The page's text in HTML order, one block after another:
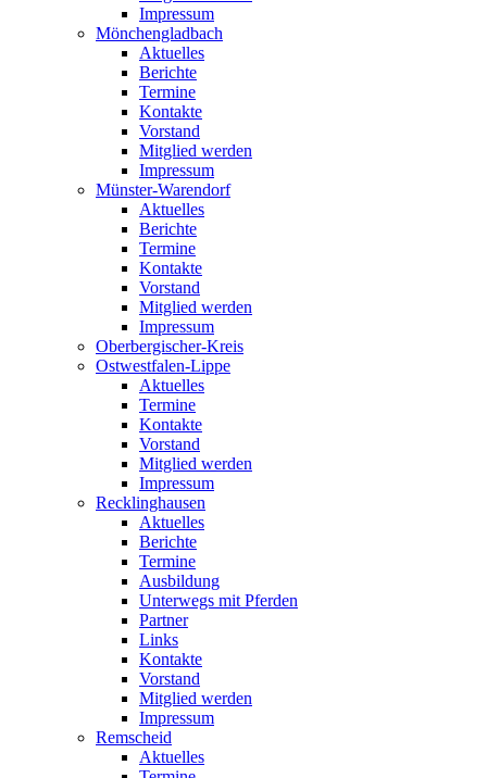
Impressum
Mönchengladbach
Aktuelles
Berichte
Termine
Kontakte
Vorstand
Mitglied werden
Impressum
Münster-Warendorf
Aktuelles
Berichte
Termine
Kontakte
Vorstand
Mitglied werden
Impressum
Oberbergischer-Kreis
Ostwestfalen-Lippe
Aktuelles
Termine
Kontakte
Vorstand
Mitglied werden
Impressum
Recklinghausen
Aktuelles
Berichte
Termine
Ausbildung
Unterwegs mit Pferden
Partner
Links
Kontakte
Vorstand
Mitglied werden
Impressum
Remscheid
Aktuelles